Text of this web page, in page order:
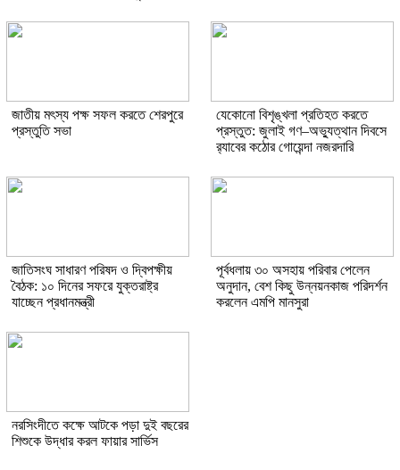
জাতীয় মৎস্য পক্ষ সফল করতে শেরপুরে
প্রস্তুতি সভা
যেকোনো বিশৃঙ্খলা প্রতিহত করতে
প্রস্তুত: জুলাই গণ–অভ্যুত্থান দিবসে
র‌্যাবের কঠোর গোয়েন্দা নজরদারি
জাতিসংঘ সাধারণ পরিষদ ও দ্বিপক্ষীয়
বৈঠক: ১০ দিনের সফরে যুক্তরাষ্ট্র
যাচ্ছেন প্রধানমন্ত্রী
পূর্বধলায় ৩০ অসহায় পরিবার পেলেন
অনুদান, বেশ কিছু উন্নয়নকাজ পরিদর্শন
করলেন এমপি মানসুরা
নরসিংদীতে কক্ষে আটকে পড়া দুই বছরের
শিশুকে উদ্ধার করল ফায়ার সার্ভিস